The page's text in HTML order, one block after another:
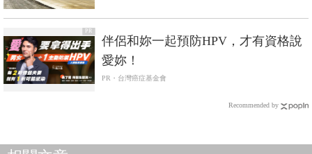
PR
伴侶和妳一起預防HPV，才有資格說
愛妳！
PR・台灣癌症基金會
Recommended by